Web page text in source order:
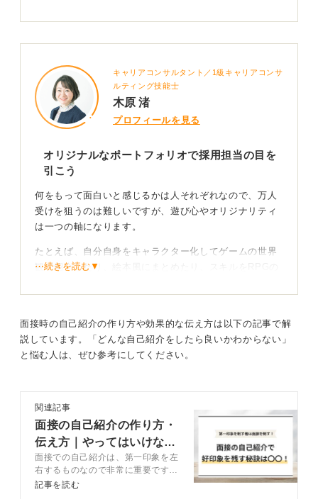
れたマスも設けており、作る過程も非常に楽しかったこ
さらに、採用担当者からも高く評価され、実際に私のこ
とを「すごろくの人」と覚えてくれたり、面接中に深掘
りしてもらえたりする良いコミュニケーションツールと
ポートフォリオは、次の選考の際に採用担当者の手元に
残る資料です。選考が進む先に伝えたいメッセージを考
え、自分だけの素敵なポートフォリオを作成してみてく
ださい。
キャリアコンサルタント／1級キャリアコンサ
ルティング技能士
木原 渚
プロフィールを見る
オリジナルなポートフォリオで採用担当の目を
引こう
何をもって面白いと感じるかは人それぞれなので、万人
受けを狙うのは難しいですが、遊び心やオリジナリティ
は一つの軸になります。
たとえば、自分自身をキャラクター化してゲームの世界
観で紹介したり、絵本風にまとめたり、スキルをRPGの
者の目に留まりやすいでしょう。
企業が求めるものに対して自身をアピールしていこ
う
のスキルや実績が伝わらなければ本末転倒です。
応募する企業のテイストや文化をリサーチし、その企業
が求める価値観と自身のオリジナリティを両立させるバ
ランス感覚が重要になります。
自分のやりたいことと、相手が求めていることの両方を
⋯続きを読む▼
面接時の自己紹介の作り方や効果的な伝え方は以下の記事で解
説しています。「どんな自己紹介をしたら良いかわからない」
と悩む人は、ぜひ参考にしてください。
関連記事
面接の自己紹介の作り方・
伝え方｜やってはいけない
NG例も紹介
面接での自己紹介は、第一印象を左
右するものなので非常に重要です。
自己紹介をするのは短時間ですが、
記事を読む